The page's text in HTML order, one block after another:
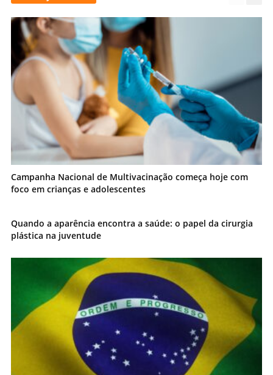
Campanha Nacional de Multivacinação começa hoje com
foco em crianças e adolescentes
Quando a aparência encontra a saúde: o papel da cirurgia
plástica na juventude